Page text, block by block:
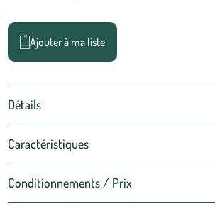
Ajouter à ma liste
Détails
Caractéristiques
Conditionnements / Prix